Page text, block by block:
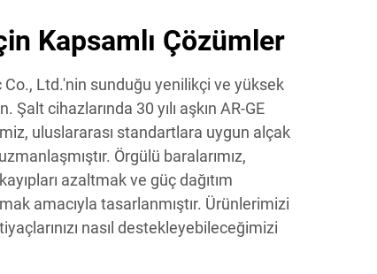
Kapsamlı Çözümler
Ltd.'nin sunduğu yenilikçi ve yüksek
cihazlarında 30 yılı aşkın AR-GE
uluslararası standartlara uygun alçak
Örgülü baralarımız,
azaltmak ve güç dağıtım
amacıyla tasarlanmıştır. Ürünlerimizi
nasıl destekleyebileceğimizi